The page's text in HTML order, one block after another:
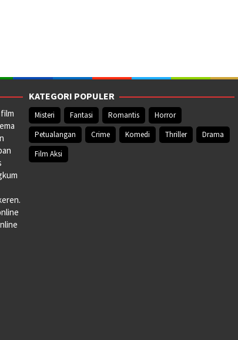
KATEGORI POPULER
Misteri Fantasi Romantis
Horror
Petualangan
Crime Komedi Thriller
Drama
Film Aksi